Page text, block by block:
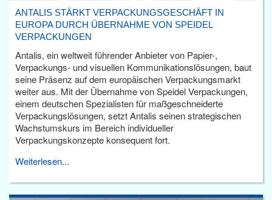
ANTALIS STÄRKT VERPACKUNGSGESCHÄFT IN
EUROPA DURCH ÜBERNAHME VON SPEIDEL
VERPACKUNGEN
Antalis, ein weltweit führender Anbieter von Papier-,
Verpackungs- und visuellen Kommunikationslösungen, baut
seine Präsenz auf dem europäischen Verpackungsmarkt
weiter aus. Mit der Übernahme von Speidel Verpackungen,
einem deutschen Spezialisten für maßgeschneiderte
Verpackungslösungen, setzt Antalis seinen strategischen
Wachstumskurs im Bereich individueller
Verpackungskonzepte konsequent fort.
Weiterlesen...